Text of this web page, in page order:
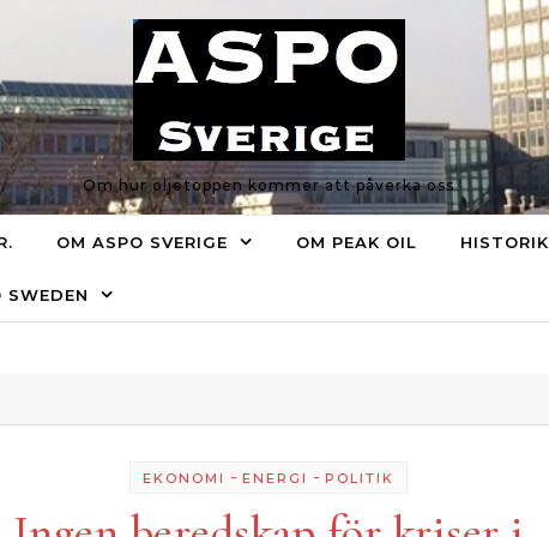
Om hur oljetoppen kommer att påverka oss
OM ASPO SVERIGE OM PEAK OIL HISTORIK
EKONOMI - ENERGI - POLITIK